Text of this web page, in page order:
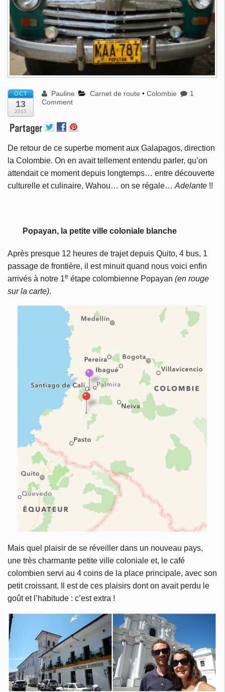
OCT
13
2015
Pauline Carnet de route •Colombie
1
Comment
De retour de ce superbe moment aux Galapagos, direction
la Colombie. On en avait tellement entendu parler, qu’on
attendait ce moment depuis longtemps… entre découverte
culturelle et culinaire, Wahou… on se régale…Adelante !!
Popayan, la petite ville coloniale blanche
Après presque 12 heures de trajet depuis Quito, 4 bus, 1
passage de frontière, il est minuit quand nous voici enfin
arrivés à notre 1e étape colombienne Popayan (en rouge
sur la carte).
Mais quel plaisir de se réveiller dans un nouveau pays,
une très charmante petite ville coloniale et, le café
colombien servi au 4 coins de la place principale, avec son
petit croissant. Il est de ces plaisirs dont on avait perdu le
goût et l’habitude : c’est extra !